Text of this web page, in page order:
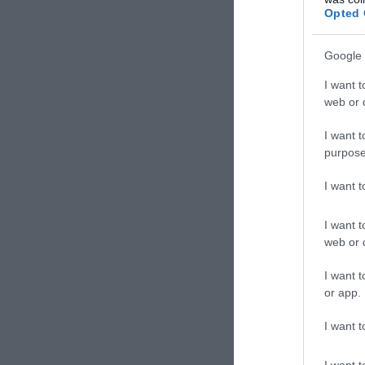
Opted
Google
I want
web or
I want
I want
I want
web or
I want
or app.
I want
Μάλιστα,
ανέσυρε από
Φλωρίδη,
πολιτικής